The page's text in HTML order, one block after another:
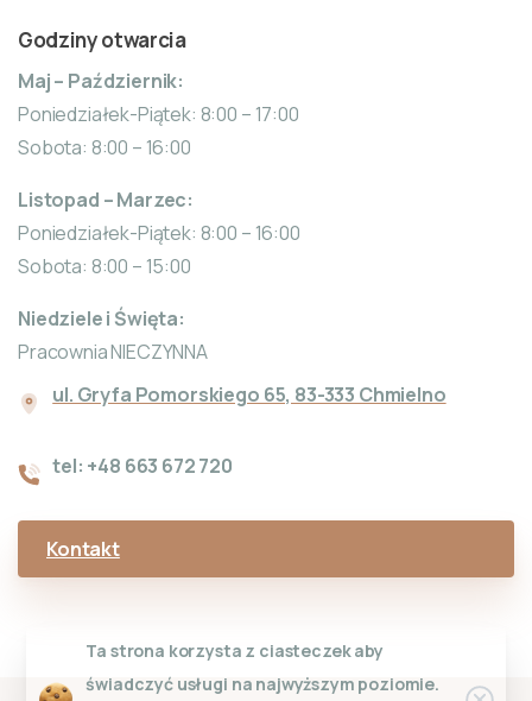
Godziny otwarcia
Maj – Październik:
Poniedziałek-Piątek: 8:00 – 17:00
Sobota: 8:00 – 16:00
Listopad – Marzec:
Poniedziałek-Piątek: 8:00 – 16:00
Sobota: 8:00 – 15:00
Niedziele i Święta:
Pracownia NIECZYNNA
ul. Gryfa Pomorskiego 65, 83-333 Chmielno
tel: +48 663 672 720
Kontakt
Ta strona korzysta z ciasteczek aby
świadczyć usługi na najwyższym poziomie.